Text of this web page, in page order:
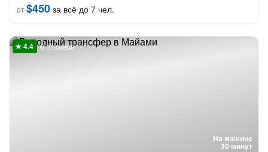
от$450 за всё до 7 чел.
На машине
30 минут
6 отзывов